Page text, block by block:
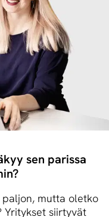
sen parissa
mutta oletko
Yritykset siirtyvät